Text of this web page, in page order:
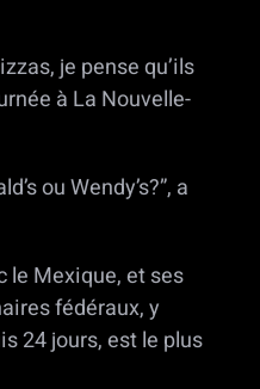
je pense qu’ils
à La Nouvelle-
ou Wendy’s?”, a
le Mexique, et ses
fédéraux, y
24 jours, est le plus